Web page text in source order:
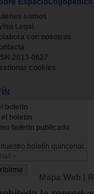
somos
Legal
con nosotros
2013-0627
cookies
boletin
boletin
boletin publicado
boletín quincenal.
Mapa Web |